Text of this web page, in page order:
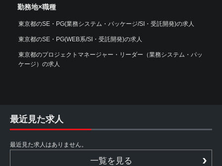
勤務地×職種
東京都のSE・PG(業務システム・パッケージ/SI・受託開発)の求人
東京都のSE・PG(WEB系/SI・受託開発)の求人
東京都のプロジェクトマネージャー・リーダー（業務システム・パッ
ケージ）の求人
最近見た求人
最近見た求人はありません。
一覧を見る